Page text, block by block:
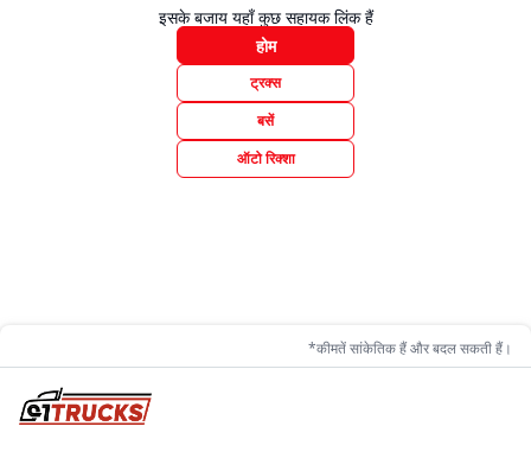
इसके बजाय यहाँ कुछ सहायक लिंक हैं
होम
ट्रक्स
बसें
ऑटो रिक्शा
*कीमतें सांकेतिक हैं और बदल सकती हैं।